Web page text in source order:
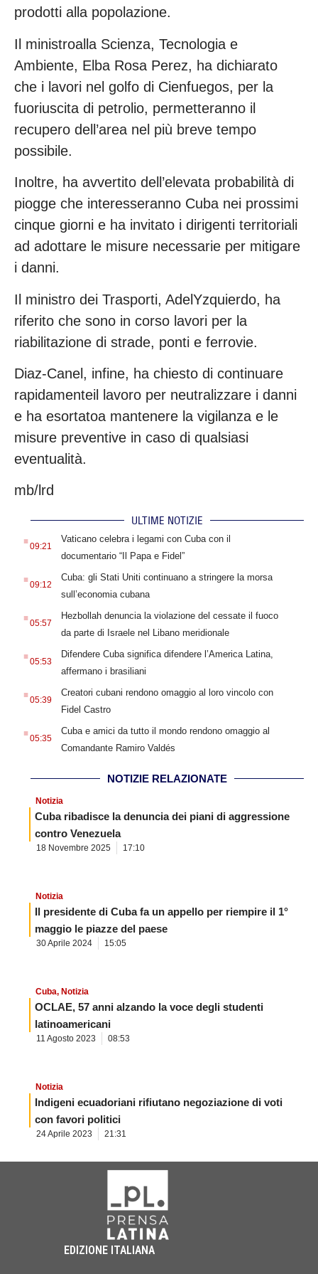
prodotti alla popolazione.
Il ministroalla Scienza, Tecnologia e
Ambiente, Elba Rosa Perez, ha dichiarato
che i lavori nel golfo di Cienfuegos, per la
fuoriuscita di petrolio, permetteranno il
recupero dell’area nel più breve tempo
possibile.
Inoltre, ha avvertito dell’elevata probabilità di
piogge che interesseranno Cuba nei prossimi
cinque giorni e ha invitato i dirigenti territoriali
ad adottare le misure necessarie per mitigare
i danni.
Il ministro dei Trasporti, AdelYzquierdo, ha
riferito che sono in corso lavori per la
riabilitazione di strade, ponti e ferrovie.
Diaz-Canel, infine, ha chiesto di continuare
rapidamenteil lavoro per neutralizzare i danni
e ha esortatoa mantenere la vigilanza e le
misure preventive in caso di qualsiasi
eventualità.
mb/lrd
ULTIME NOTIZIE
.09:21
Vaticano celebra i legami con Cuba con il
documentario “Il Papa e Fidel”
.09:12
Cuba: gli Stati Uniti continuano a stringere la morsa
sull’economia cubana
.05:57
Hezbollah denuncia la violazione del cessate il fuoco
da parte di Israele nel Libano meridionale
.05:53
Difendere Cuba significa difendere l’America Latina,
affermano i brasiliani
.05:39
Creatori cubani rendono omaggio al loro vincolo con
Fidel Castro
.05:35
Cuba e amici da tutto il mondo rendono omaggio al
Comandante Ramiro Valdés
NOTIZIE RELAZIONATE
Notizia
Cuba ribadisce la denuncia dei piani di aggressione
contro Venezuela
18 Novembre 2025 17:10
Notizia
Il presidente di Cuba fa un appello per riempire il 1°
maggio le piazze del paese
30 Aprile 2024 15:05
Cuba, Notizia
OCLAE, 57 anni alzando la voce degli studenti
latinoamericani
11 Agosto 2023 08:53
Notizia
Indigeni ecuadoriani rifiutano negoziazione di voti
con favori politici
24 Aprile 2023 21:31
EDIZIONE ITALIANA